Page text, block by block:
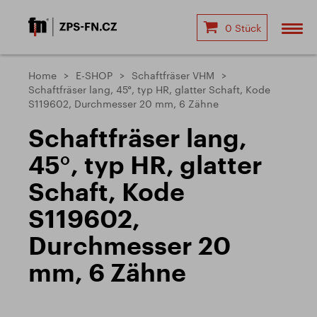
0 Stück
Home E-SHOP
Schaftfräser VHM
Schaftfräser lang, 45°, typ HR, glatter Schaft, Kode
S119602, Durchmesser 20 mm, 6 Zähne
Schaftfräser lang,
45°, typ HR, glatter
Schaft, Kode
S119602,
Durchmesser 20
mm, 6 Zähne